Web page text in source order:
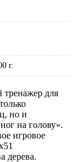
г.
для
но и
на голову».
игровое
дерева.